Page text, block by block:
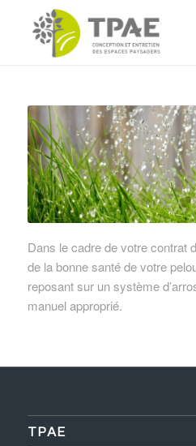
Dans le cadre de votre contrat
de la bonne santé de votre
reposant sur un système
manuel approprié.
TPAE